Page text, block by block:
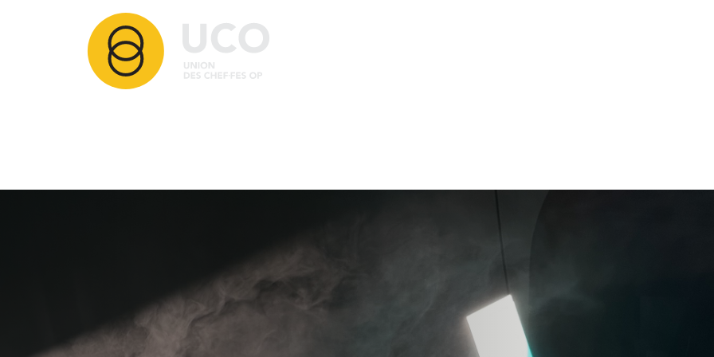
Nos activités